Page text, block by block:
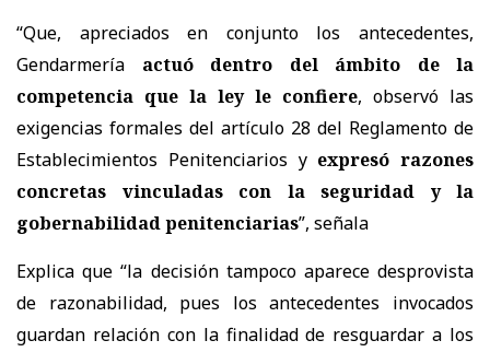
“Que, apreciados en conjunto los antecedentes,
Gendarmería actuó dentro del ámbito de la
competencia que la ley le confiere, observó las
exigencias formales del artículo 28 del Reglamento de
Establecimientos Penitenciarios y expresó razones
concretas vinculadas con la seguridad y la
gobernabilidad penitenciarias”, señala
Explica que “la decisión tampoco aparece desprovista
de razonabilidad, pues los antecedentes invocados
guardan relación con la finalidad de resguardar a los